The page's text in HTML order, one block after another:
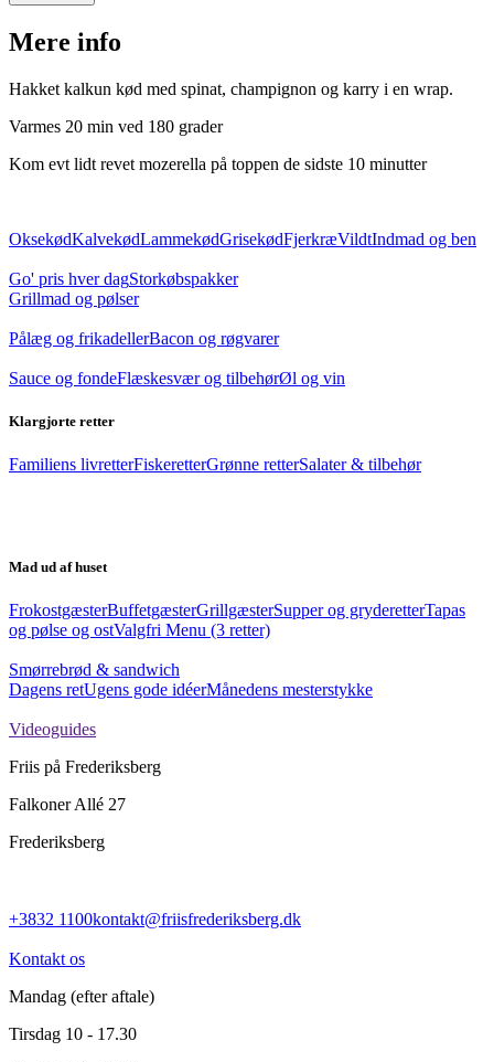
Mere info
Hakket kalkun kød med spinat, champignon og karry i en wrap.
Varmes 20 min ved 180 grader
Kom evt lidt revet mozerella på toppen de sidste 10 minutter
OksekødKalvekødLammekødGrisekødFjerkræVildtIndmad og ben
Go' pris hver dagStorkøbspakker
Grillmad og pølser
Pålæg og frikadellerBacon og røgvarer
Sauce og fondeFlæskesvær og tilbehørØl og vin
Klargjorte retter
Familiens livretterFiskeretterGrønne retterSalater & tilbehør
Mad ud af huset
FrokostgæsterBuffetgæsterGrillgæsterSupper og gryderetterTapas
og pølse og ostValgfri Menu (3 retter)
Smørrebrød & sandwich
Dagens retUgens gode idéerMånedens mesterstykke
Videoguides
Friis på Frederiksberg
Falkoner Allé 27
Frederiksberg
+3832 1100kontakt@friisfrederiksberg.dk
Kontakt os
Mandag (efter aftale)
Tirsdag 10 - 17.30